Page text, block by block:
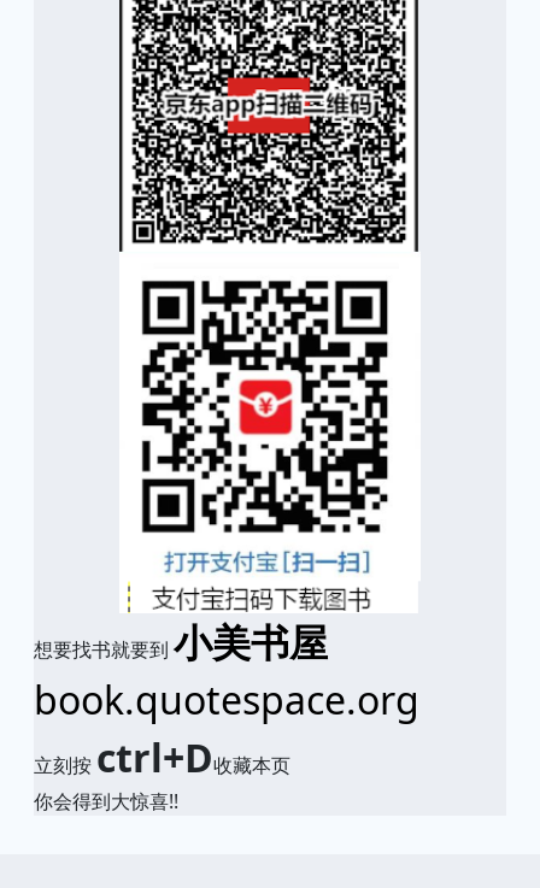
想要找书就要到 小美书屋
book.quotespace.org
立刻按 ctrl+D收藏本页
你会得到大惊喜!!